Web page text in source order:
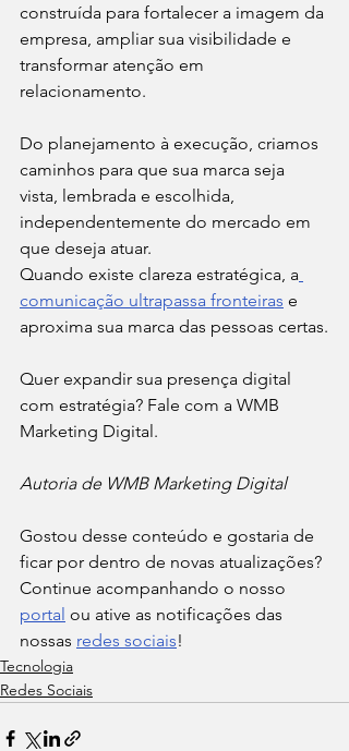
construída para fortalecer a imagem da
empresa, ampliar sua visibilidade e
transformar atenção em
relacionamento.
Do planejamento à execução, criamos
caminhos para que sua marca seja
vista, lembrada e escolhida,
independentemente do mercado em
que deseja atuar.
Quando existe clareza estratégica, a
comunicação ultrapassa fronteiras e
aproxima sua marca das pessoas certas.
Quer expandir sua presença digital
com estratégia? Fale com a WMB
Marketing Digital.
Autoria de WMB Marketing Digital
Gostou desse conteúdo e gostaria de
ficar por dentro de novas atualizações?
Continue acompanhando o nosso
portal ou ative as notificações das
nossas redes sociais!
Tecnologia
Redes Sociais